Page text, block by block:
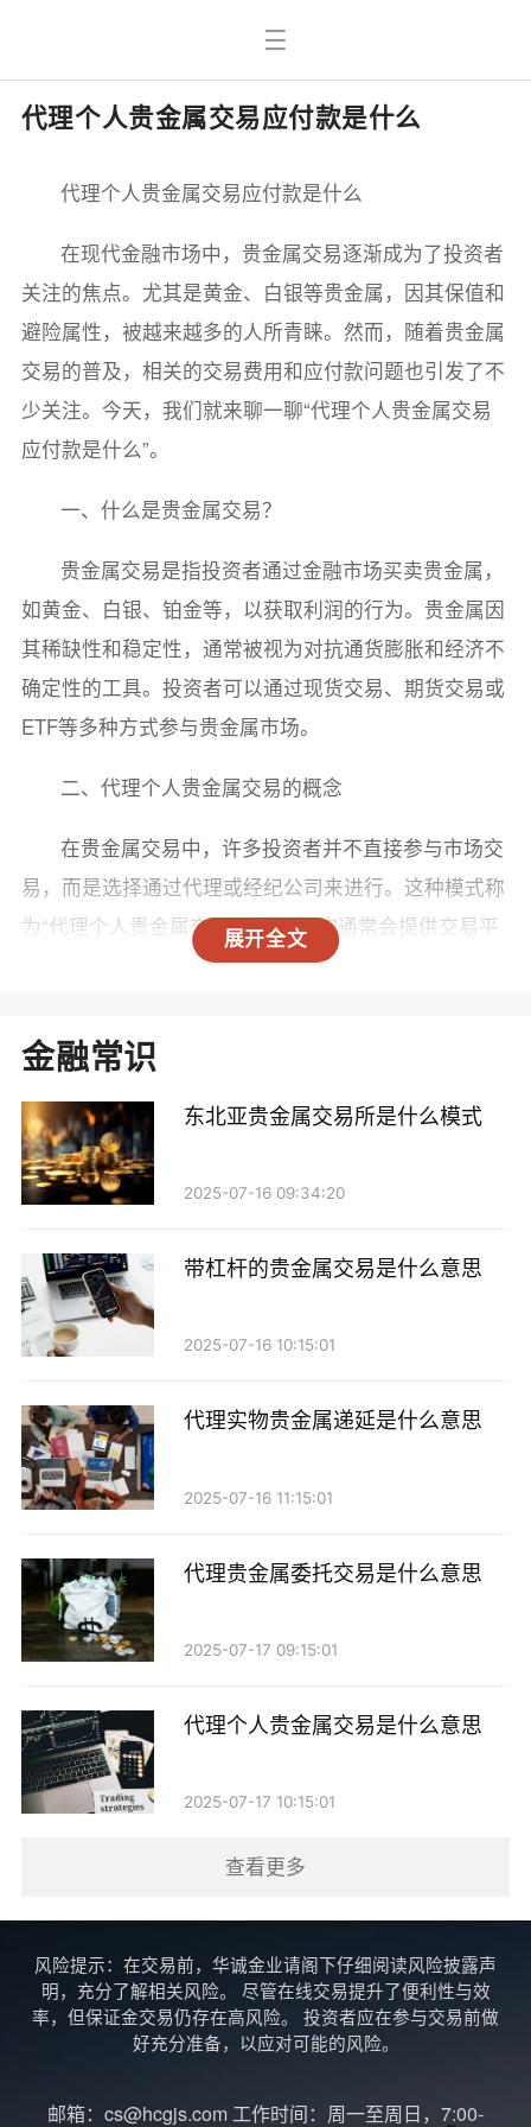
代理个人贵金属交易应付款是什么
展开全文
代理个人贵金属交易应付款是什么
在现代金融市场中，贵金属交易逐渐成为了投资者
关注的焦点。尤其是黄金、白银等贵金属，因其保值和
避险属性，被越来越多的人所青睐。然而，随着贵金属
交易的普及，相关的交易费用和应付款问题也引发了不
少关注。今天，我们就来聊一聊“代理个人贵金属交易
应付款是什么”。
一、什么是贵金属交易？
贵金属交易是指投资者通过金融市场买卖贵金属，
如黄金、白银、铂金等，以获取利润的行为。贵金属因
其稀缺性和稳定性，通常被视为对抗通货膨胀和经济不
确定性的工具。投资者可以通过现货交易、期货交易或
ETF等多种方式参与贵金属市场。
二、代理个人贵金属交易的概念
在贵金属交易中，许多投资者并不直接参与市场交
易，而是选择通过代理或经纪公司来进行。这种模式称
为“代理个人贵金属交易”。代理机构通常会提供交易平
台、市场分析、客户服务等一系列支持，帮助投资者更
三、代理个人贵金属交易的应付款
在进行贵金属交易时，投资者需要支付一定的费
用，这些费用通常被称为“应付款”。具体来说，代理个
人贵金属交易的应付款主要包括以下几种：
1. 交易佣金：这是投资者在每次交易中需要支付给
代理公司的费用，通常以交易金额的一定比例计算。佣
金的高低会直接影响投资者的交易成本。
2. 点差：点差是指贵金属买入价与卖出价之间的差
额。在许多交易平台中，点差是代理公司盈利的一部
分。投资者在交易时，买入和卖出的价格差异直接影响
3. 管理费：某些代理公司可能会收取管理费用，以
覆盖账户管理和技术支持等服务。这笔费用通常是定期
收取的，如每月或每季度。
4. 存取款手续费：在进行资金存取时，代理公司可
能会收取一定的手续费。这些费用因公司政策而异，投
资者在选择代理时应详细了解相关费用。
5. 保证金要求：在进行杠杆交易时，投资者需要提
四、如何控制交易成本？
了解了代理个人贵金属交易的应付款后，投资者在
金融常识
东北亚贵金属交易所是什么模式
2025-07-16 09:34:20
带杠杆的贵金属交易是什么意思
2025-07-16 10:15:01
代理实物贵金属递延是什么意思
2025-07-16 11:15:01
代理贵金属委托交易是什么意思
2025-07-17 09:15:01
代理个人贵金属交易是什么意思
2025-07-17 10:15:01
查看更多
风险提示：在交易前，华诚金业请阁下仔细阅读风险披露声
明，充分了解相关风险。 尽管在线交易提升了便利性与效
率，但保证金交易仍存在高风险。 投资者应在参与交易前做
好充分准备，以应对可能的风险。
邮箱：cs@hcgjs.com 工作时间：周一至周日，7:00-